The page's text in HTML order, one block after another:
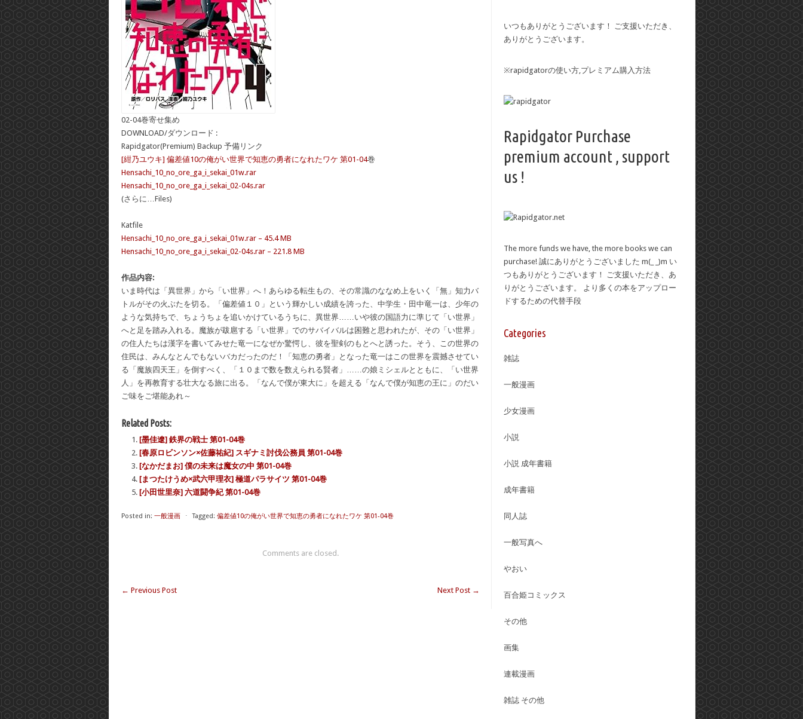
02-04巻寄せ集め
DOWNLOAD/ダウンロード :
Rapidgator(Premium) Backup 予備リンク
[紺乃ユウキ] 偏差値10の俺がい世界で知恵の勇者になれたワケ 第01-04巻
Hensachi_10_no_ore_ga_i_sekai_01w.rar
Hensachi_10_no_ore_ga_i_sekai_02-04s.rar
(さらに…Files)
Katfile
Hensachi_10_no_ore_ga_i_sekai_01w.rar – 45.4 MB
Hensachi_10_no_ore_ga_i_sekai_02-04s.rar – 221.8 MB
作品内容:
いま時代は「異世界」から「い世界」へ！あらゆる転生もの、その常識のななめ上をいく「無」知力バ
トルがその火ぶたを切る。「偏差値１０」という輝かしい成績を誇った、中学生・田中竜一は、少年の
ような気持ちで、ちょうちょを追いかけているうちに、異世界……いや彼の国語力に準じて「い世界」
へと足を踏み入れる。魔族が跋扈する「い世界」でのサバイバルは困難と思われたが、その「い世界」
の住人たちは漢字を書いてみせた竜一になぜか驚愕し、彼を聖剣のもとへと誘った。そう、この世界の
住民は、みんなとんでもないバカだったのだ！「知恵の勇者」となった竜一はこの世界を震撼させてい
る「魔族四天王」を倒すべく、「１０まで数を数えられる賢者」……の娘ミシェルとともに、「い世界
人」を再教育する壮大なる旅に出る。「なんで僕が東大に」を超える「なんで僕が知恵の王に」のだい
ご味をご堪能あれ～
Related Posts:
[墨佳遼] 鉄界の戦士 第01-04巻
[春原ロビンソン×佐藤祐紀] スギナミ討伐公務員 第01-04巻
[なかだまお] 僕の未来は魔女の中 第01-04巻
[まつたけうめ×武六甲理衣] 極道パラサイツ 第01-04巻
[小田世里奈] 六道闘争紀 第01-04巻
Posted in: 一般漫画 ⋅ Tagged: 偏差値10の俺がい世界で知恵の勇者になれたワケ 第01-04巻
Comments are closed.
← Previous Post Next Post →
いつもありがとうございます！ ご支援いただき、
ありがとうございます。
※rapidgatorの使い方,プレミアム購入方法
Rapidgator Purchase
premium account , support
us !
The more funds we have, the more books we can
purchase! 誠にありがとうございました m(_ _)m い
つもありがとうございます！ ご支援いただき、あ
りがとうございます。 より多くの本をアップロー
ドするための代替手段
Categories
雑誌
一般漫画
少女漫画
小説
小説 成年書籍
成年書籍
同人誌
一般写真へ
やおい
百合姫コミックス
その他
画集
連載漫画
雑誌 その他